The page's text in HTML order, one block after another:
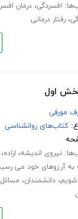
افسردگی،درمان
،رفتار درمانی
اول
مورفی
کتاب‌های روانشناسی
نیروی اندیشه، اراده
به آرزوهای خود می
،دانشمندان،